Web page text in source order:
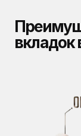
вкладок